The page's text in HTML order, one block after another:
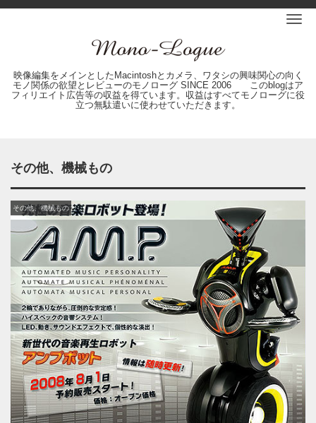
映像編集をメインとしたMacintoshとカメラ、ワタシの興味関心の向く
モノ関係の欲望とレビューのモノローグ SINCE 2006 このblogはア
フィリエイト広告等の収益を得ています。収益はすべてモノローグに役
立つ無駄遣いに使わせていただきます。
その他、機械もの
その他、機械もの